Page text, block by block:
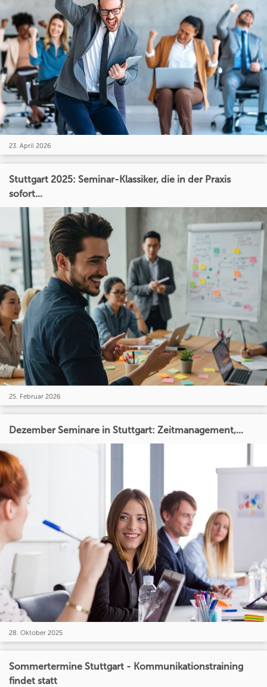
23. April 2026
Stuttgart 2025: Seminar-Klassiker, die in der Praxis
sofort...
25. Februar 2026
Dezember Seminare in Stuttgart: Zeitmanagement,...
28. Oktober 2025
Sommertermine Stuttgart - Kommunikationstraining
findet statt